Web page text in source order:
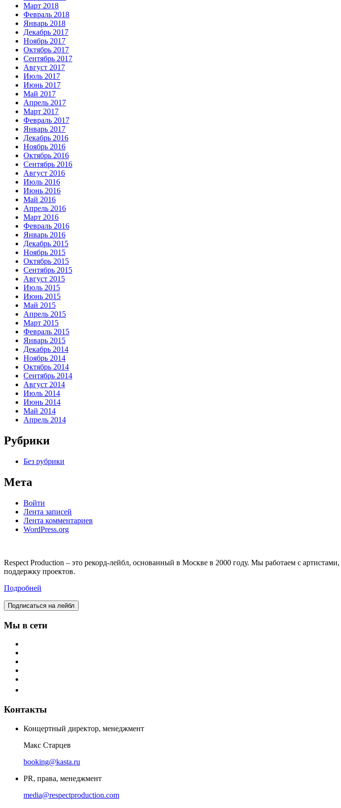
Март 2018
Февраль 2018
Январь 2018
Декабрь 2017
Ноябрь 2017
Октябрь 2017
Сентябрь 2017
Август 2017
Июль 2017
Июнь 2017
Май 2017
Апрель 2017
Март 2017
Февраль 2017
Январь 2017
Декабрь 2016
Ноябрь 2016
Октябрь 2016
Сентябрь 2016
Август 2016
Июль 2016
Июнь 2016
Май 2016
Апрель 2016
Март 2016
Февраль 2016
Январь 2016
Декабрь 2015
Ноябрь 2015
Октябрь 2015
Сентябрь 2015
Август 2015
Июль 2015
Июнь 2015
Май 2015
Апрель 2015
Март 2015
Февраль 2015
Январь 2015
Декабрь 2014
Ноябрь 2014
Октябрь 2014
Сентябрь 2014
Август 2014
Июль 2014
Июнь 2014
Май 2014
Апрель 2014
Рубрики
Без рубрики
Мета
Войти
Лента записей
Лента комментариев
WordPress.org
Respect Production – это рекорд-лейбл, основанный в Москве в 2000 году. Мы работаем с
поддержку проектов.
Подробней
Подписаться на лейбл
Мы в сети
Контакты
Концертный директор, менеджмент
Макс Старцев
booking@kasta.ru
PR, права, менеджмент
media@respectproduction.com